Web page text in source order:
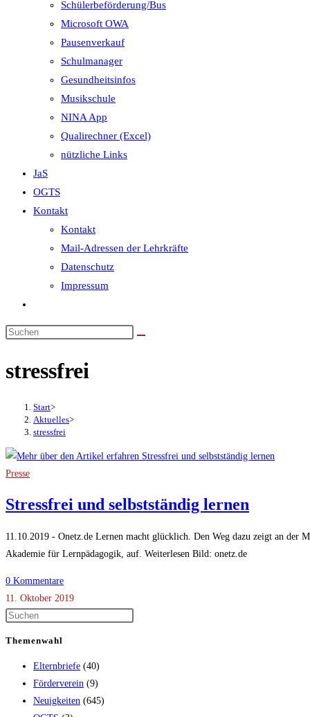
Schülerbeförderung/Bus
Microsoft OWA
Pausenverkauf
Schulmanager
Gesundheitsinfos
Musikschule
NINA App
Qualirechner (Excel)
nützliche Links
JaS
OGTS
Kontakt
Kontakt
Mail-Adressen der Lehrkräfte
Datenschutz
Impressum
umschalten
stressfrei
Start>
Aktuelles>
stressfrei
Presse
Stressfrei und selbstständig lernen
11.10.2019 - Onetz.de Lernen macht glücklich. Den Weg dazu zeigt an der
Akademie für Lernpädagogik, auf. Weiterlesen Bild: onetz.de
0 Kommentare
11. Oktober 2019
Themenwahl
Elternbriefe (40)
Förderverein (9)
Neuigkeiten (645)